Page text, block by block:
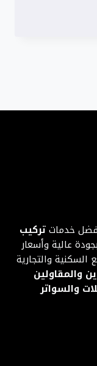
خدماتتركيب
عالية وأسعار
والتجارية
والمقاولين
والسواتر